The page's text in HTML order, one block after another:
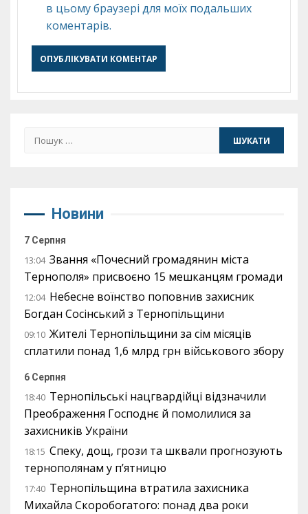
в цьому браузері для моїх подальших
коментарів.
Пошук:
Новини
7 Серпня
13:04 Звання «Почесний громадянин міста
Тернополя» присвоєно 15 мешканцям громади
12:04 Небесне воїнство поповнив захисник
Богдан Сосінський з Тернопільщини
09:10 Жителі Тернопільщини за сім місяців
сплатили понад 1,6 млрд грн військового збору
6 Серпня
18:40 Тернопільські нацгвардійці відзначили
Преображення Господнє й помолилися за
захисників України
18:15 Спеку, дощ, грози та шквали прогнозують
тернополянам у п’ятницю
17:40 Тернопільщина втратила захисника
Михайла Скоробогатого: понад два роки